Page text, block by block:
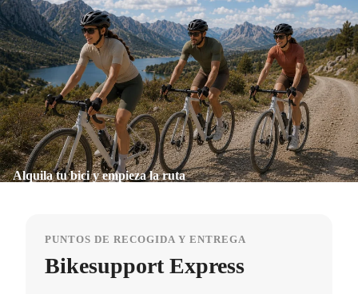
Alquila tu bici y empieza la ruta
PUNTOS DE RECOGIDA Y ENTREGA
Bikesupport Express